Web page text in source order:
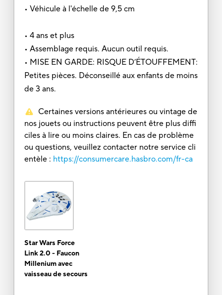
• Véhicule à l'échelle de 9,5 cm
• 4 ans et plus
• Assemblage requis. Aucun outil requis.
• MISE EN GARDE: RISQUE D’ÉTOUFFEMENT:
Petites pièces. Déconseillé aux enfants de moins
de 3 ans.
Certaines versions antérieures ou vintage de
nos jouets ou instructions peuvent être plus diffi
ciles à lire ou moins claires. En cas de problème
ou questions, veuillez contacter notre service cli
entèle : https://consumercare.hasbro.com/fr-ca
Star Wars Force
Link 2.0 - Faucon
Millenium avec
vaisseau de secours